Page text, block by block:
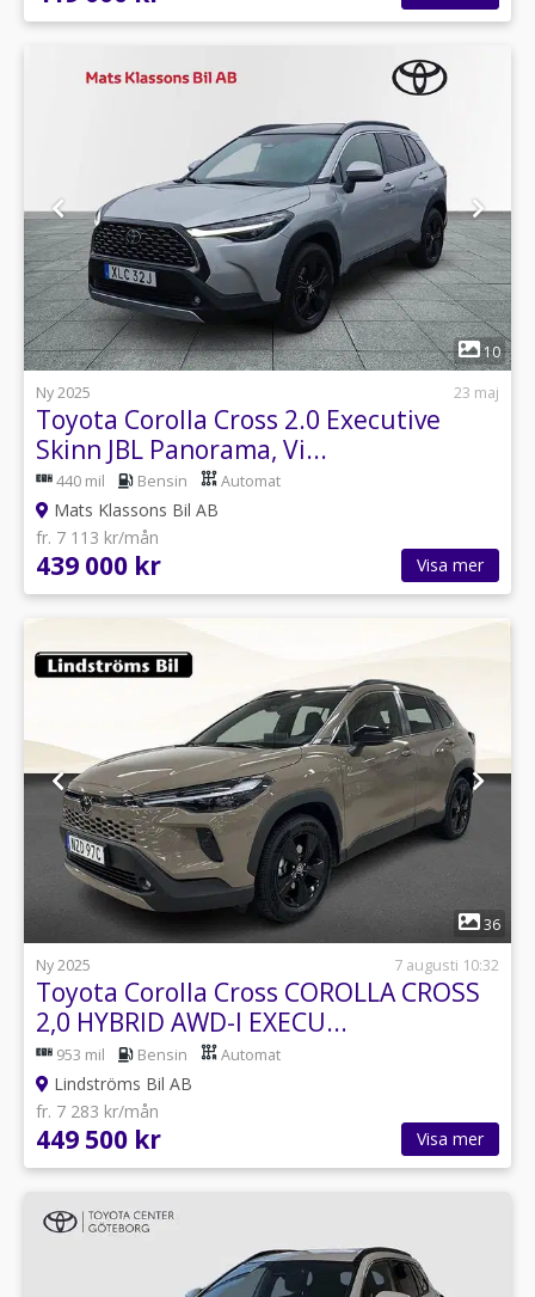
1
10
Ny 2025
23 maj
Toyota Corolla Cross 2.0 Executive
Skinn JBL Panorama, Vi...
440 mil Bensin Automat
Mats Klassons Bil AB
fr. 7 113 kr/mån
439 000 kr Visa mer
1
36
Ny 2025
7 augusti 10:32
Toyota Corolla Cross COROLLA CROSS
2,0 HYBRID AWD-I EXECU...
953 mil Bensin Automat
Lindströms Bil AB
fr. 7 283 kr/mån
449 500 kr Visa mer